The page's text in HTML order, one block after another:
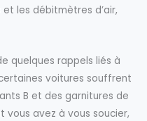
les débitmètres d’air,
quelques rappels liés à
voitures souffrent
B et des garnitures de
vous avez à vous soucier,